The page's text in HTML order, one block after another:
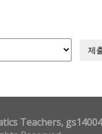
제
Teachers,